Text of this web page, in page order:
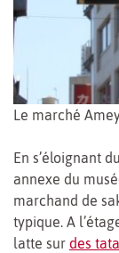
Le marché
En s’éloignant
annexe du
marchand de
typique. A
latte sur des